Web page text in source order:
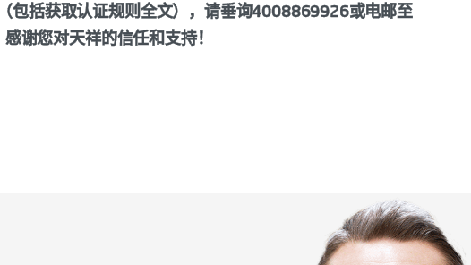
施ISMS认证的程序与管理的基本要求，是认证机构从
包括获取认证规则全文），请垂询4008869926或电邮至
感谢您对天祥的信任和支持！